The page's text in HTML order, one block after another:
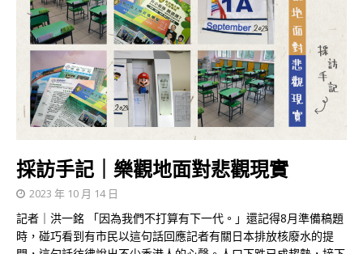
採訪手記｜樂觀地面對悲觀現實
2023 年 10 月 14 日
記者｜洪一銘 「因為我們不打算有下一代。」還記得8月準備稿題
時，碰巧看到有市民以這句話回應記者有關日本排放​​核廢水的提